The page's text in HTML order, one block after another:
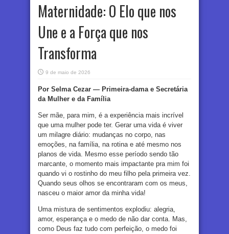
Maternidade: O Elo que nos
Une e a Força que nos
Transforma
9 de maio de 2026
Por Selma Cezar — Primeira-dama e Secretária
da Mulher e da Família
Ser mãe, para mim, é a experiência mais incrível
que uma mulher pode ter. Gerar uma vida é viver
um milagre diário: mudanças no corpo, nas
emoções, na família, na rotina e até mesmo nos
planos de vida. Mesmo esse período sendo tão
marcante, o momento mais impactante pra mim foi
quando vi o rostinho do meu filho pela primeira vez.
Quando seus olhos se encontraram com os meus,
nasceu o maior amor da minha vida!
Uma mistura de sentimentos explodiu: alegria,
amor, esperança e o medo de não dar conta. Mas,
como Deus faz tudo com perfeição, o medo foi